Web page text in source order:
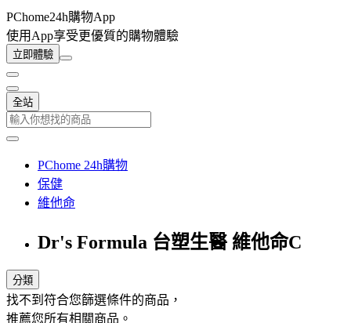
PChome24h購物App
使用App享受更優質的購物體驗
立即體驗
全站
PChome 24h購物
保健
維他命
Dr's Formula 台塑生醫 維他命C
分類
找不到符合您篩選條件的商品，
推薦您所有相關商品。